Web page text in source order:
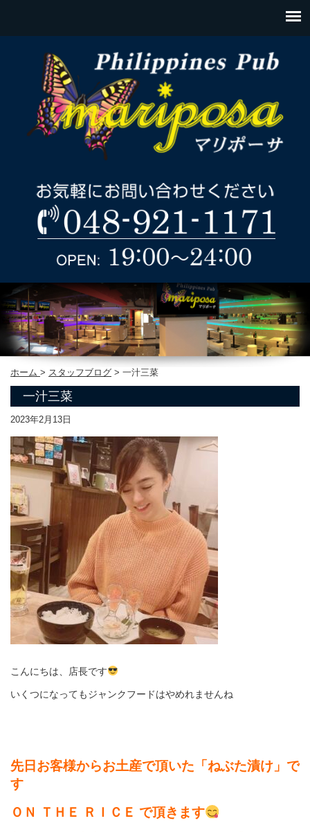
ホーム > スタッフブログ > 一汁三菜
一汁三菜
2023年2月13日
こんにちは、店長です
いくつになってもジャンクフードはやめれませんね
先日お客様からお土産で頂いた「ねぶた漬け」で
す
ＯＮ ＴＨＥ ＲＩＣＥ で頂きます